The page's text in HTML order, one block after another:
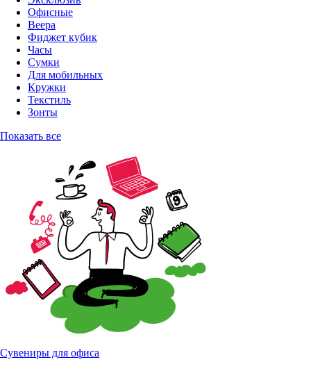
Офисные
Веера
Фиджет кубик
Часы
Сумки
Для мобильных
Кружки
Текстиль
Зонты
Показать все
Сувениры для офиса